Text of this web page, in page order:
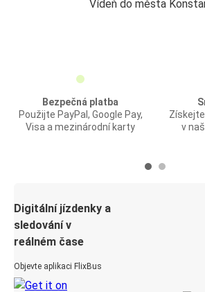
Vídeň do města
Bezpečná platba
Použijte PayPal, Google Pay,
Visa a mezinárodní karty
v
Digitální jízdenky a
sledování v
reálném čase
Objevte aplikaci FlixBus